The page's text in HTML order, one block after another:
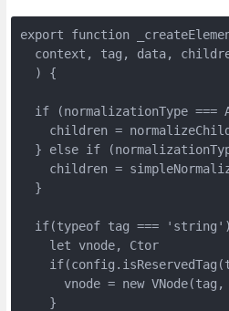
export function
context, tag, data,
  ) {
if (normalizationType ===
children =
} else if
children =
  }
if(typeof tag ===
    let vnode, Ctor
vnode = new
    }